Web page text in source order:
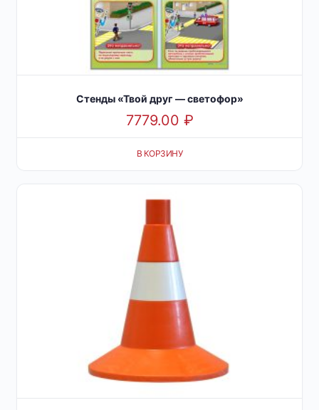
Стенды «Твой друг — светофор»
7779.00 ₽
В КОРЗИНУ